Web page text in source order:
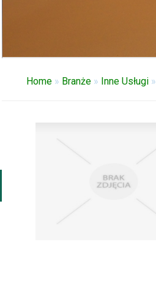
Home» Branże» Inne Usługi»